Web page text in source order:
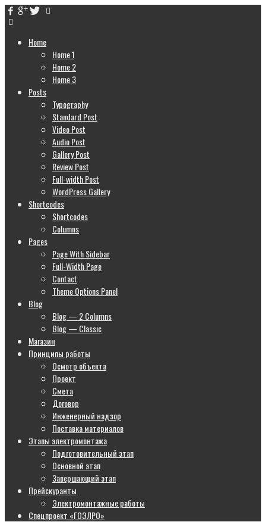
Home
Home 1
Home 2
Home 3
Posts
Typography
Standard Post
Video Post
Audio Post
Gallery Post
Review Post
Full-width Post
WordPress Gallery
Shortcodes
Shortcodes
Columns
Pages
Page With Sidebar
Full-Width Page
Contact
Theme Options Panel
Blog
Blog — 2 Columns
Blog — Classic
Магазин
Принципы работы
Осмотр объекта
Проект
Смета
Договор
Инженерный надзор
Поставка материалов
Этапы электромонтажа
Подготовительный этап
Основной этап
Завершающий этап
Прейскуранты
Электромонтажные работы
Спецпроект «ГОЭЛРО»